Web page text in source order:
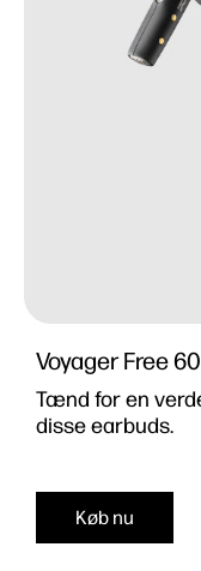
Voyager Free
Tænd for en
disse earbuds.
Køb nu